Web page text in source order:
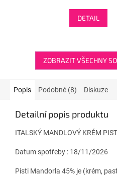
DETAIL
ZOBRAZIT VŠECHNY
Popis Podobné (8) Diskuze
Detailní popis produktu
ITALSKÝ MANDLOVÝ KRÉM
Datum spotřeby : 18/11/2026
Pisti Mandorla 45% je (krém,